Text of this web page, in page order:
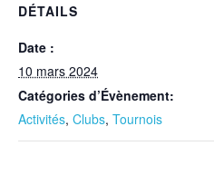
DÉTAILS
Date :
10 mars 2024
Catégories d’Évènement:
Activités, Clubs, Tournois